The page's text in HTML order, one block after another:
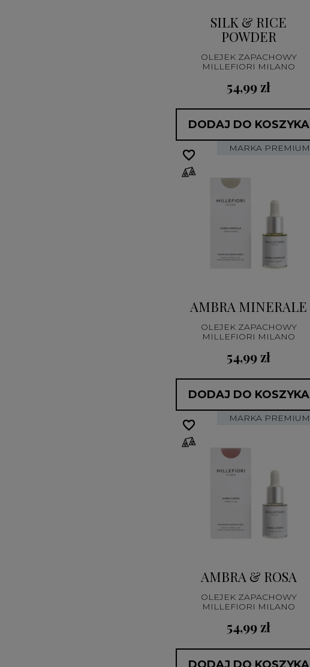
SILK & RICE
POWDER
OLEJEK ZAPACHOWY
MILLEFIORI MILANO
54,99 zł
DODAJ DO KOSZYKA
MARKA PREMIUM
AMBRA MINERALE
OLEJEK ZAPACHOWY
MILLEFIORI MILANO
54,99 zł
DODAJ DO KOSZYKA
favorite_border
favorite_border
MARKA PREMIUM
AMBRA & ROSA
OLEJEK ZAPACHOWY
MILLEFIORI MILANO
54,99 zł
favorite_border
favorite_border